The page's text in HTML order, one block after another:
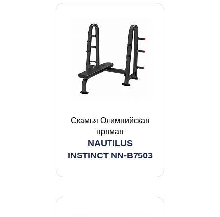
Скамья Олимпийская
прямая
NAUTILUS
INSTINCT NN-B7503